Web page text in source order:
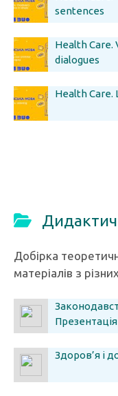
sentences
Health Care.
dialogues
Health Care.
Добірка
матеріалів з
Презентація
Здоров’я і